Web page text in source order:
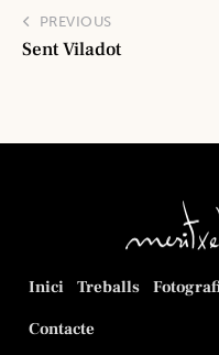
PREVIOUS
Sent Viladot
Inici Treballs
Contacte